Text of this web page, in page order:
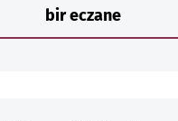
bir eczane